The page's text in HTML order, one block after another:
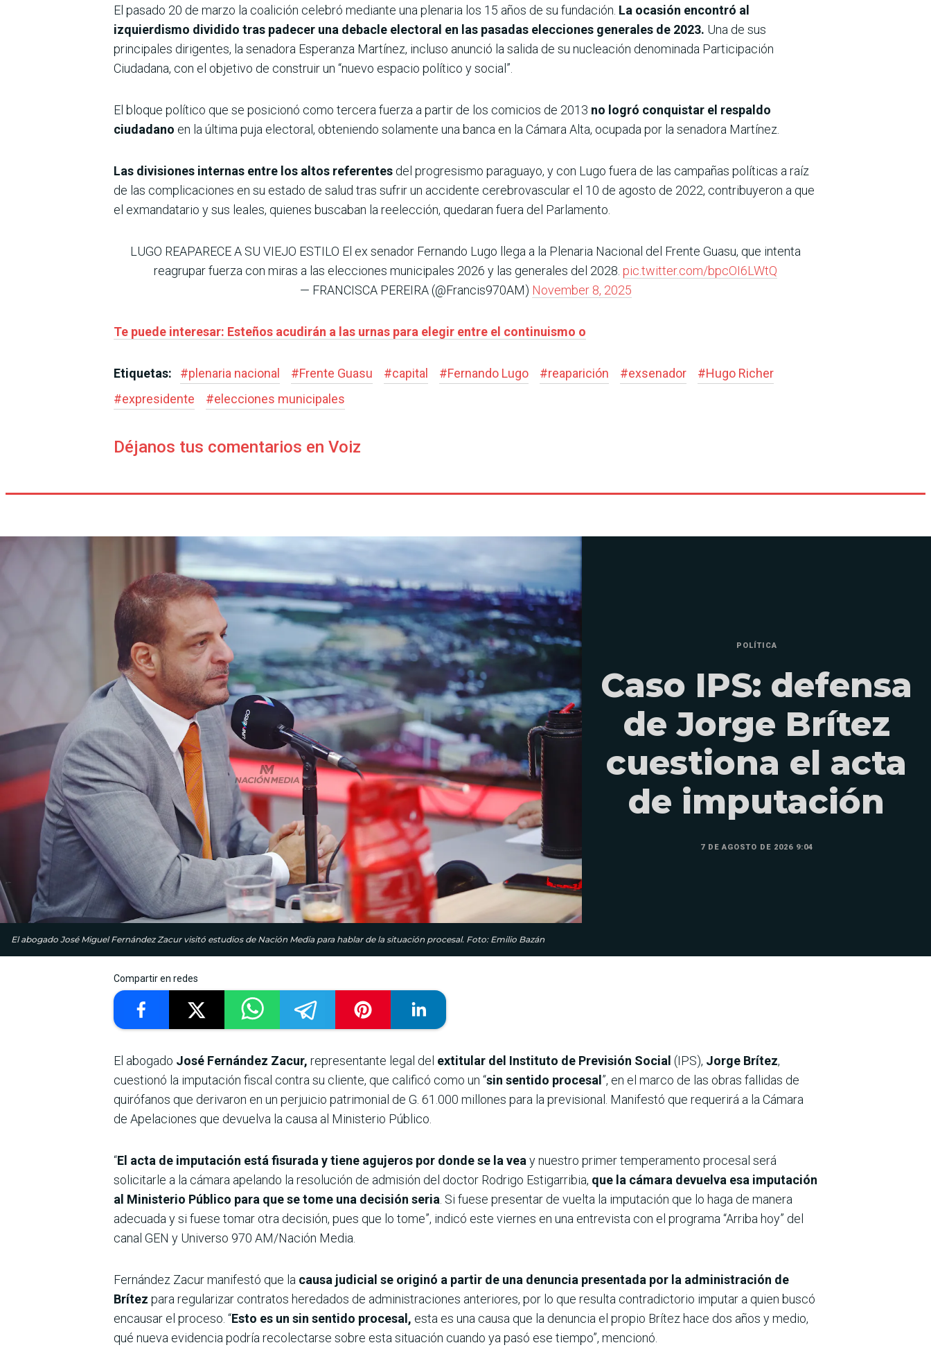
El pasado 20 de marzo la coalición celebró mediante una plenaria los 15 años de su fundación. La ocasión encontró al
izquierdismo dividido tras padecer una debacle electoral en las pasadas elecciones generales de 2023. Una de sus
principales dirigentes, la senadora Esperanza Martínez, incluso anunció la salida de su nucleación denominada Participación
Ciudadana, con el objetivo de construir un “nuevo espacio político y social”.
El bloque político que se posicionó como tercera fuerza a partir de los comicios de 2013 no logró conquistar el respaldo
ciudadano en la última puja electoral, obteniendo solamente una banca en la Cámara Alta, ocupada por la senadora Martínez.
Las divisiones internas entre los altos referentes del progresismo paraguayo, y con Lugo fuera de las campañas políticas a raíz
de las complicaciones en su estado de salud tras sufrir un accidente cerebrovascular el 10 de agosto de 2022, contribuyeron a que
el exmandatario y sus leales, quienes buscaban la reelección, quedaran fuera del Parlamento.
LUGO REAPARECE A SU VIEJO ESTILO El ex senador Fernando Lugo llega a la Plenaria Nacional del Frente Guasu, que intenta
reagrupar fuerza con miras a las elecciones municipales 2026 y las generales del 2028. pic.twitter.com/bpcOI6LWtQ
— FRANCISCA PEREIRA (@Francis970AM) November 8, 2025
Te puede interesar: Esteños acudirán a las urnas para elegir entre el continuismo o
Etiquetas: #plenaria nacional #Frente Guasu #capital #Fernando Lugo #reaparición #exsenador #Hugo Richer
#expresidente #elecciones municipales
Déjanos tus comentarios en Voiz
El abogado José Miguel Fernández Zacur visitó estudios de Nación Media para hablar de la situación procesal. Foto: Emilio Bazán
POLÍTICA
Caso IPS: defensa
de Jorge Brítez
cuestiona el acta
de imputación
7 DE AGOSTO DE 2026 9:04
Compartir en redes
El abogado José Fernández Zacur, representante legal del extitular del Instituto de Previsión Social (IPS), Jorge Brítez,
cuestionó la imputación fiscal contra su cliente, que calificó como un “sin sentido procesal ”, en el marco de las obras fallidas de
quirófanos que derivaron en un perjuicio patrimonial de G. 61.000 millones para la previsional. Manifestó que requerirá a la Cámara
de Apelaciones que devuelva la causa al Ministerio Público.
“El acta de imputación está fisurada y tiene agujeros por donde se la vea y nuestro primer temperamento procesal será
solicitarle a la cámara apelando la resolución de admisión del doctor Rodrigo Estigarribia, que la cámara devuelva esa imputación
al Ministerio Público para que se tome una decisión seria . Si fuese presentar de vuelta la imputación que lo haga de manera
adecuada y si fuese tomar otra decisión, pues que lo tome”, indicó este viernes en una entrevista con el programa “Arriba hoy” del
canal GEN y Universo 970 AM/Nación Media.
Fernández Zacur manifestó que la causa judicial se originó a partir de una denuncia presentada por la administración de
Brítez para regularizar contratos heredados de administraciones anteriores, por lo que resulta contradictorio imputar a quien buscó
encausar el proceso. “Esto es un sin sentido procesal, esta es una causa que la denuncia el propio Brítez hace dos años y medio,
qué nueva evidencia podría recolectarse sobre esta situación cuando ya pasó ese tiempo”, mencionó.